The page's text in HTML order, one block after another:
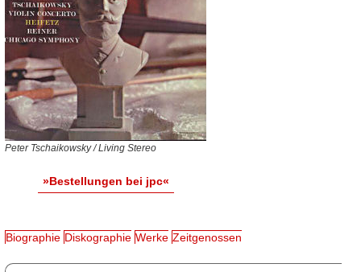
Peter Tschaikowsky / Living Stereo
»Bestellungen bei jpc«
Biographie Diskographie Werke Zeitgenossen